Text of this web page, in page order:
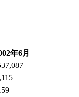
年6月